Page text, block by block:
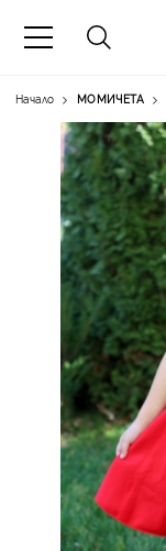
-50%
Начало МОМИЧЕТА